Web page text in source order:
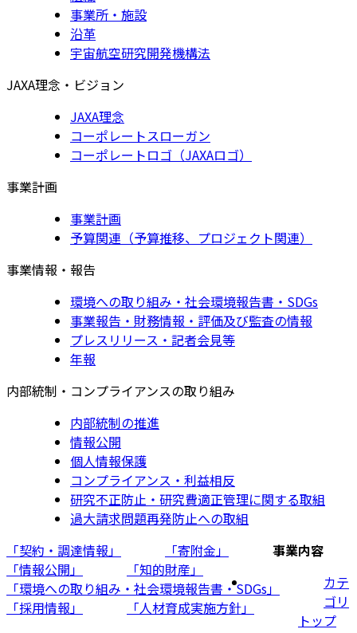
事業所・施設
沿革
宇宙航空研究開発機構法
JAXA理念・ビジョン
JAXA理念
コーポレートスローガン
コーポレートロゴ（JAXAロゴ）
事業計画
事業計画
予算関連（予算推移、プロジェクト関連）
事業情報・報告
環境への取り組み・社会環境報告書・SDGs
事業報告・財務情報・評価及び監査の情報
プレスリリース・記者会見等
年報
内部統制・コンプライアンスの取り組み
内部統制の推進
情報公開
個人情報保護
コンプライアンス・利益相反
研究不正防止・研究費適正管理に関する取組
過大請求問題再発防止への取組
「契約・調達情報」
「寄附金」
「情報公開」
「知的財産」
「環境への取り組み・社会環境報告書・SDGs」
「採用情報」
「人材育成実施方針」
事業内容
カテ
ゴリ
トップ